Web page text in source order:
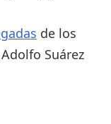
de los
Suárez